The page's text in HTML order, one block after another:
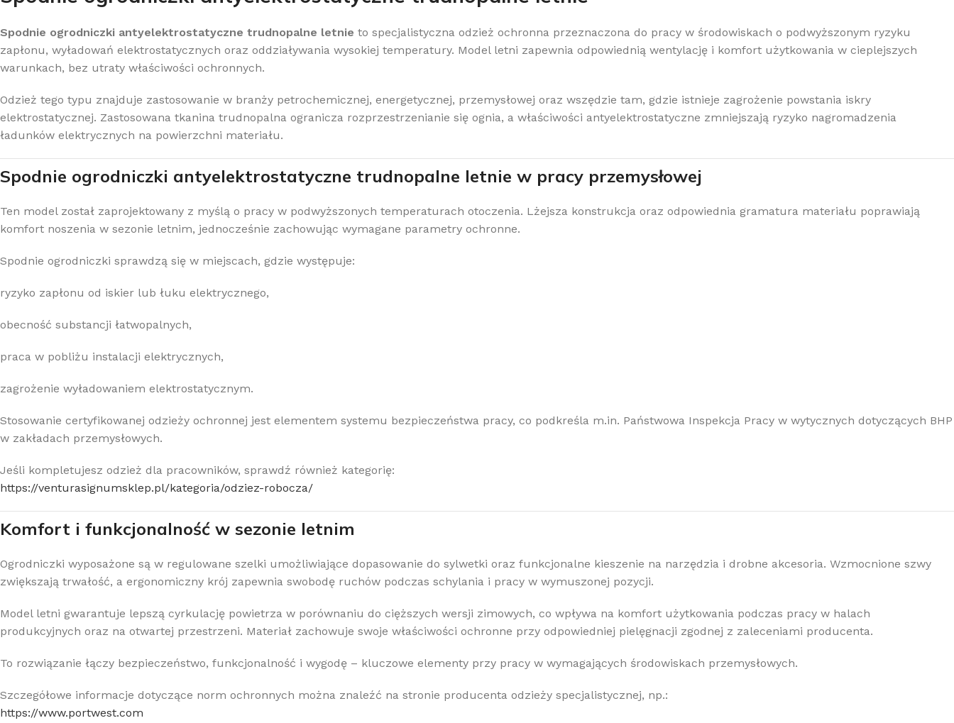
Spodnie ogrodniczki antyelektrostatyczne trudnopalne letnie to specjalistyczna odzież ochronna przeznaczona do pracy w środowiskach o podwyższonym ryzyku
zapłonu, wyładowań elektrostatycznych oraz oddziaływania wysokiej temperatury. Model letni zapewnia odpowiednią wentylację i komfort użytkowania w cieplejszych
warunkach, bez utraty właściwości ochronnych.
Odzież tego typu znajduje zastosowanie w branży petrochemicznej, energetycznej, przemysłowej oraz wszędzie tam, gdzie istnieje zagrożenie powstania iskry
elektrostatycznej. Zastosowana tkanina trudnopalna ogranicza rozprzestrzenianie się ognia, a właściwości antyelektrostatyczne zmniejszają ryzyko nagromadzenia
ładunków elektrycznych na powierzchni materiału.
Spodnie ogrodniczki antyelektrostatyczne trudnopalne letnie w pracy przemysłowej
Ten model został zaprojektowany z myślą o pracy w podwyższonych temperaturach otoczenia. Lżejsza konstrukcja oraz odpowiednia gramatura materiału poprawiają
komfort noszenia w sezonie letnim, jednocześnie zachowując wymagane parametry ochronne.
Spodnie ogrodniczki sprawdzą się w miejscach, gdzie występuje:
ryzyko zapłonu od iskier lub łuku elektrycznego,
obecność substancji łatwopalnych,
praca w pobliżu instalacji elektrycznych,
zagrożenie wyładowaniem elektrostatycznym.
Stosowanie certyfikowanej odzieży ochronnej jest elementem systemu bezpieczeństwa pracy, co podkreśla m.in. Państwowa Inspekcja Pracy w wytycznych dotyczących BHP
w zakładach przemysłowych.
Jeśli kompletujesz odzież dla pracowników, sprawdź również kategorię:
https://venturasignumsklep.pl/kategoria/odziez-robocza/
Komfort i funkcjonalność w sezonie letnim
Ogrodniczki wyposażone są w regulowane szelki umożliwiające dopasowanie do sylwetki oraz funkcjonalne kieszenie na narzędzia i drobne akcesoria. Wzmocnione szwy
zwiększają trwałość, a ergonomiczny krój zapewnia swobodę ruchów podczas schylania i pracy w wymuszonej pozycji.
Model letni gwarantuje lepszą cyrkulację powietrza w porównaniu do cięższych wersji zimowych, co wpływa na komfort użytkowania podczas pracy w halach
produkcyjnych oraz na otwartej przestrzeni. Materiał zachowuje swoje właściwości ochronne przy odpowiedniej pielęgnacji zgodnej z zaleceniami producenta.
To rozwiązanie łączy bezpieczeństwo, funkcjonalność i wygodę – kluczowe elementy przy pracy w wymagających środowiskach przemysłowych.
Szczegółowe informacje dotyczące norm ochronnych można znaleźć na stronie producenta odzieży specjalistycznej, np.:
https://www.portwest.com